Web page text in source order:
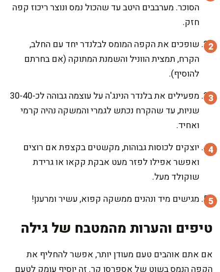
הסוכר. מערבבים היטב עד שהכול נמס ונוצר ריכוז קפה
חזק.
שופכים את הקפה המומס לבלנדר יחד עם החלב,
הקרח, תמצית הווניל והשמנת המתוקה (אם בחרתם
להוסיף).
מפעילים את בלנדר הנינג'ה על עוצמה גבוהה לכ-30-40
שניות, עד שהקרח נכתש לגמרי והמשקה נהיה קרמי
ואחיד.
יוצקים לכוסות גבוהות, מקשטים בקצפת אם רוצים
ואפשר אפילו לפזר מעט אבקת קקאו או גרידת
שוקולד מעל.
מגישים מיד ונהנים ממשקה קפוא, עשיר ומרענן!
טיפים והערות מהמטבח של גילה
אם אתם אוהבים טעם מעודן יותר, אפשר להחליף את
הקפה הנמס בשוט של אספרסו קר. זה יוסיף עומק לטעם